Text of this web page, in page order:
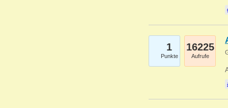
1
Punkte
16225
Aufrufe